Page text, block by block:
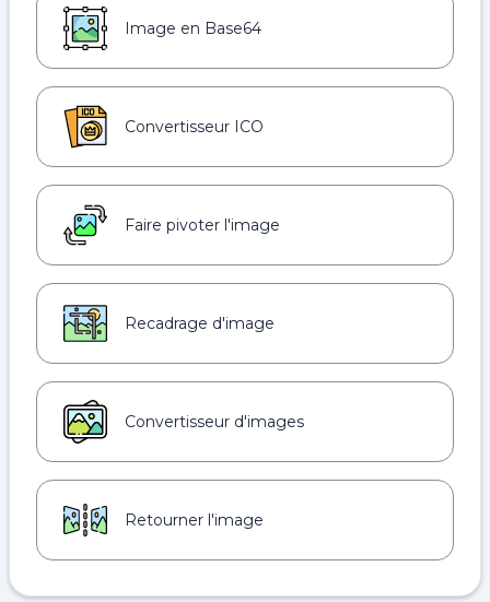
Image en Base64
Convertisseur ICO
Faire pivoter l'image
Recadrage d'image
Convertisseur d'images
Retourner l'image